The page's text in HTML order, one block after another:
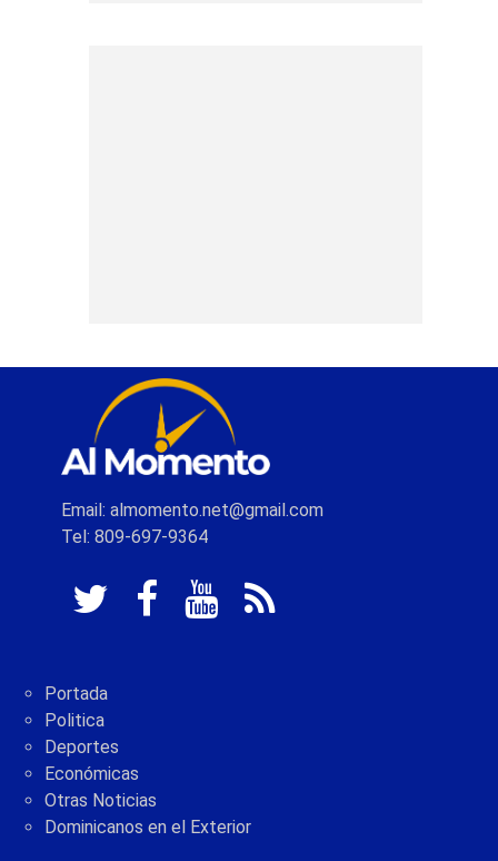
Email: almomento.net@gmail.com
Tel: 809-697-9364
Portada
Politica
Deportes
Económicas
Otras Noticias
Dominicanos en el Exterior